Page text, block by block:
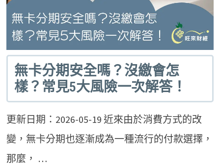
無卡分期安全嗎？沒繳會怎
樣？常見5大風險一次解答！
更新日期：2026-05-19 近來由於消費方式的改
變，無卡分期也逐漸成為一種流行的付款選擇，
那麼， …